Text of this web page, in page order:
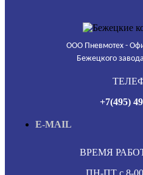
ООО Пневмотех -
Бежецкого
+7(495)
E-MAIL
ВРЕМЯ
ПН-ПТ с 8-00